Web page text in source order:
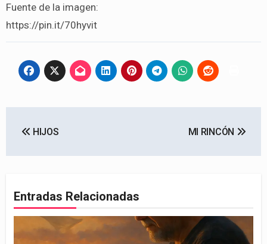
Fuente de la imagen:
https://pin.it/70hyvit
de
HIJOS MI RINCÓN
Entradas Relacionadas